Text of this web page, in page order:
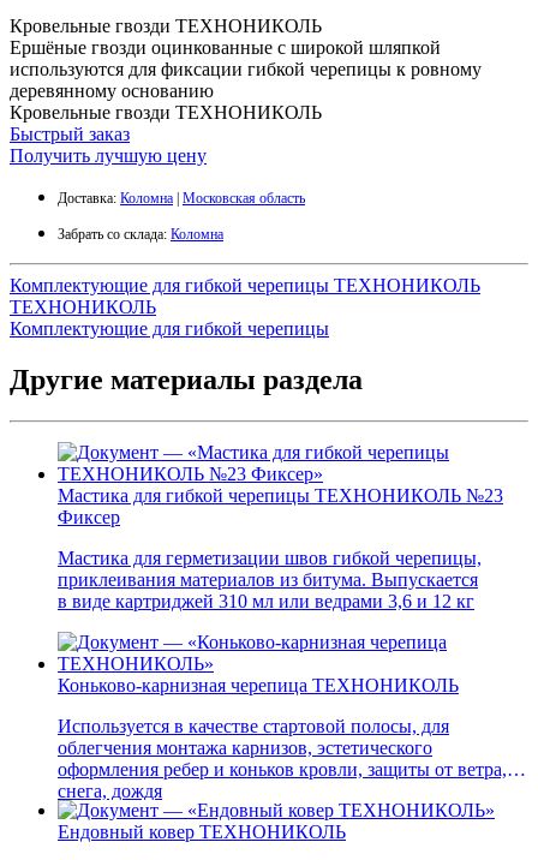
Кровельные гвозди ТЕХНОНИКОЛЬ
Ершёные гвозди оцинкованные с широкой шляпкой
используются для фиксации гибкой черепицы к ровному
деревянному основанию
Кровельные гвозди ТЕХНОНИКОЛЬ
Быстрый заказ
Получить лучшую цену
Доставка: Коломна Московская область
Забрать со склада: Коломна
Комплектующие для гибкой черепицы ТЕХНОНИКОЛЬ
ТЕХНОНИКОЛЬ
Комплектующие для гибкой черепицы
Другие материалы раздела
Мастика для гибкой черепицы ТЕХНОНИКОЛЬ №23
Фиксер
Мастика для герметизации швов гибкой черепицы,
приклеивания материалов из битума. Выпускается
в виде картриджей 310 мл или ведрами 3,6 и 12 кг
Коньково-карнизная черепица ТЕХНОНИКОЛЬ
Используется в качестве стартовой полосы, для
облегчения монтажа карнизов, эстетического
оформления ребер и коньков кровли, защиты от ветра,
снега, дождя
Ендовный ковер ТЕХНОНИКОЛЬ